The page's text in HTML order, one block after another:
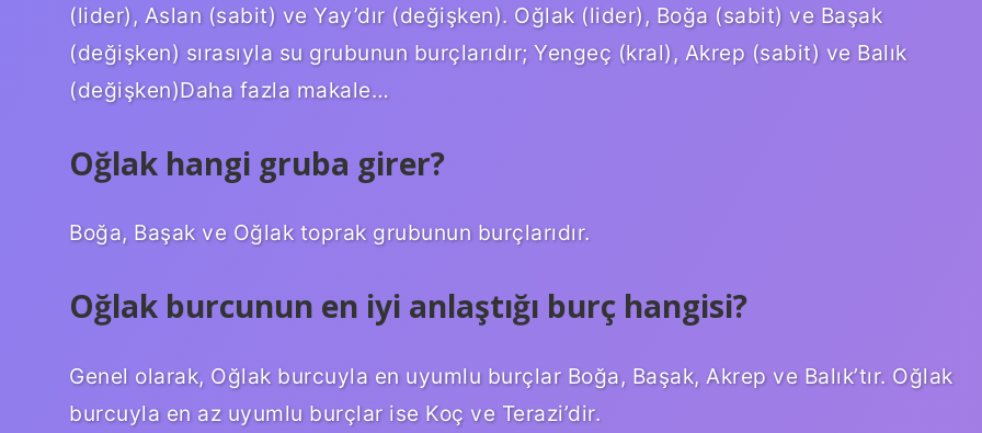
(lider), Aslan (sabit) ve Yay’dır (değişken). Oğlak (lider), Boğa (sabit) ve Başak
(değişken) sırasıyla su grubunun burçlarıdır; Yengeç (kral), Akrep (sabit) ve Balık
(değişken)Daha fazla makale…
Oğlak hangi gruba girer?
Boğa, Başak ve Oğlak toprak grubunun burçlarıdır.
Oğlak burcunun en iyi anlaştığı burç hangisi?
Genel olarak, Oğlak burcuyla en uyumlu burçlar Boğa, Başak, Akrep ve Balık’tır. Oğlak
burcuyla en az uyumlu burçlar ise Koç ve Terazi’dir.